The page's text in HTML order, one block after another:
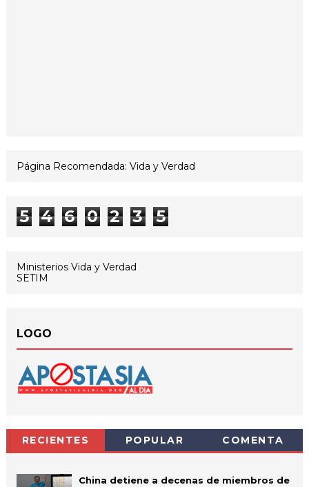
Página Recomendada: Vida y Verdad
5 4 6 0 2 3 5
Ministerios Vida y Verdad
SETIM
LOGO
RECIENTES POPULAR COMENTA
China detiene a decenas de miembros de